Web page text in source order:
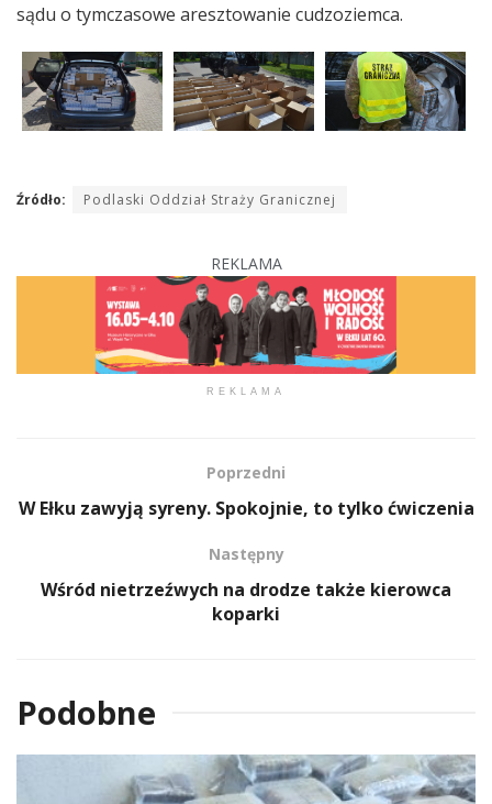
sądu o tymczasowe aresztowanie cudzoziemca.
Źródło: Podlaski Oddział Straży Granicznej
REKLAMA
REKLAMA
Poprzedni
W Ełku zawyją syreny. Spokojnie, to tylko ćwiczenia
Następny
Wśród nietrzeźwych na drodze także kierowca
koparki
Podobne